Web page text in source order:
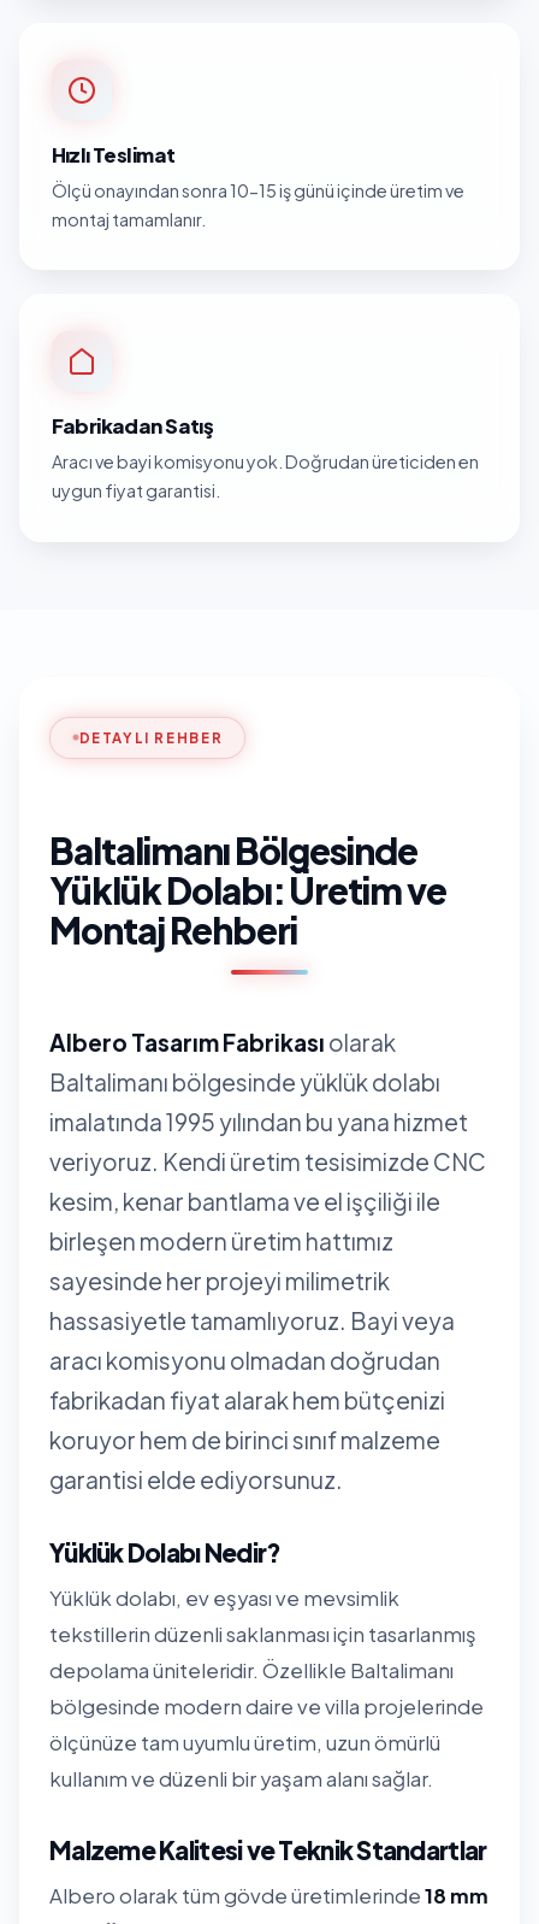
Hızlı Teslimat
Ölçü onayından sonra 10-15 iş günü içinde üretim ve
montaj tamamlanır.
Fabrikadan Satış
Aracı ve bayi komisyonu yok. Doğrudan üreticiden en
uygun fiyat garantisi.
DETAYLI REHBER
Baltalimanı Bölgesinde
Yüklük Dolabı: Üretim ve
Montaj Rehberi
Albero Tasarım Fabrikası olarak
Baltalimanı bölgesinde yüklük dolabı
imalatında 1995 yılından bu yana hizmet
veriyoruz. Kendi üretim tesisimizde CNC
kesim, kenar bantlama ve el işçiliği ile
birleşen modern üretim hattımız
sayesinde her projeyi milimetrik
hassasiyetle tamamlıyoruz. Bayi veya
aracı komisyonu olmadan doğrudan
fabrikadan fiyat alarak hem bütçenizi
koruyor hem de birinci sınıf malzeme
garantisi elde ediyorsunuz.
Yüklük Dolabı Nedir?
Yüklük dolabı, ev eşyası ve mevsimlik
tekstillerin düzenli saklanması için tasarlanmış
depolama üniteleridir. Özellikle Baltalimanı
bölgesinde modern daire ve villa projelerinde
ölçünüze tam uyumlu üretim, uzun ömürlü
kullanım ve düzenli bir yaşam alanı sağlar.
Malzeme Kalitesi ve Teknik Standartlar
Albero olarak tüm gövde üretimlerinde18 mm